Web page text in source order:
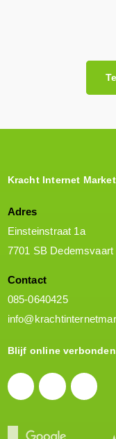
Kracht Internet
Adres
Einsteinstraat 1a
7701 SB Dedemsvaart
Contact
085-0640425
Blijf online verbonden